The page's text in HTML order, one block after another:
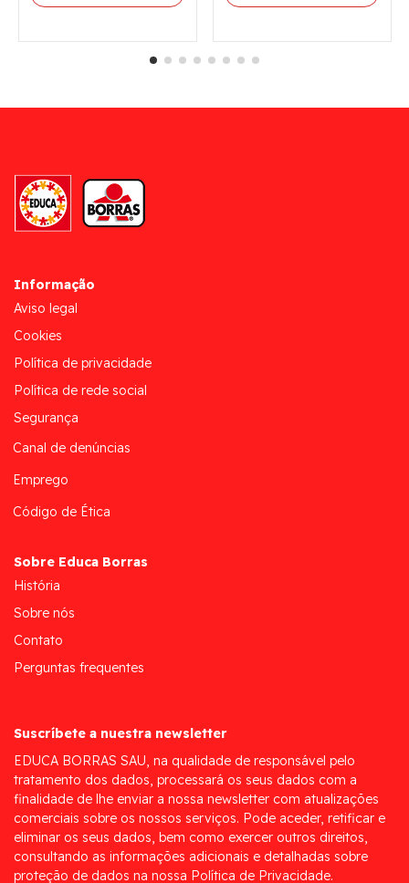
Informação
Aviso legal
Cookies
Política de privacidade
Política de rede social
Segurança
Canal de denúncias
Emprego
Código de Ética
Sobre Educa Borras
História
Sobre nós
Contato
Perguntas frequentes
Suscríbete a nuestra newsletter
EDUCA BORRAS SAU, na qualidade de responsável pelo
tratamento dos dados, processará os seus dados com a
finalidade de lhe enviar a nossa newsletter com atualizações
comerciais sobre os nossos serviços. Pode aceder, retificar e
eliminar os seus dados, bem como exercer outros direitos,
consultando as informações adicionais e detalhadas sobre
proteção de dados na nossa Política de Privacidade.